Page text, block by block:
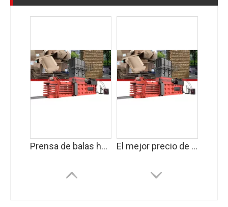
Prensa de balas horizontal automática HBA-40-7272 El mejor precio de empacadora de cartón HBA-60-11075 para máxima eficiencia y ahorro